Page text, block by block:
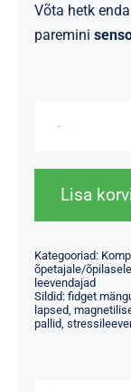
Võta hetk
paremini
Lisa
Kategooriad:
õpetajale/õpilasele
leevendajad
Sildid: fidget
lapsed
pallid